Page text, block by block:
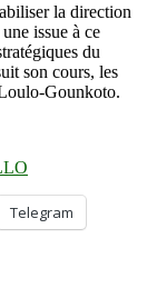
la direction
issue à ce
du
son cours, les
Gounkoto.
Telegram